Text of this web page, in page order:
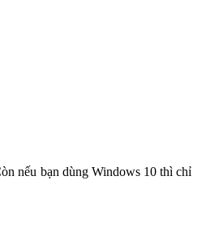
nếu bạn dùng Windows 10 thì chỉ